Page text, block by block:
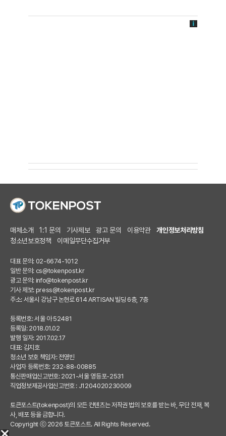
매체소개 1:1 문의 기사제보 광고 문의 이용약관
개인정보처리방침
청소년보호정책
이메일무단수집거부
대표 문의: 02-6674-1012
일반 문의: cs@tokenpost.kr
광고 문의: info@tokenpost.kr
기사 제보: press@tokenpost.kr
주소: 서울시 강남구 논현로 614 ARTISAN 빌딩 6층, 7층
등록번호: 서울 아 52481
등록일: 2018.01.02
발행 일자: 2017.02.17
대표: 김지호
청소년 보호 책임자: 전영빈
사업자 등록번호: 232-88-00885
통신판매업신고번호: 2021-서울 영등포-2531
직업정보제공사업신고번호 : J1204020230009
토큰포스트(tokenpost)의 모든 컨텐츠는 저작권 법의 보호를 받는 바, 무단 전재, 복
사, 배포 등을 금합니다.
Copyright ⓒ 2026 토큰포스트. All Rights Reserved.